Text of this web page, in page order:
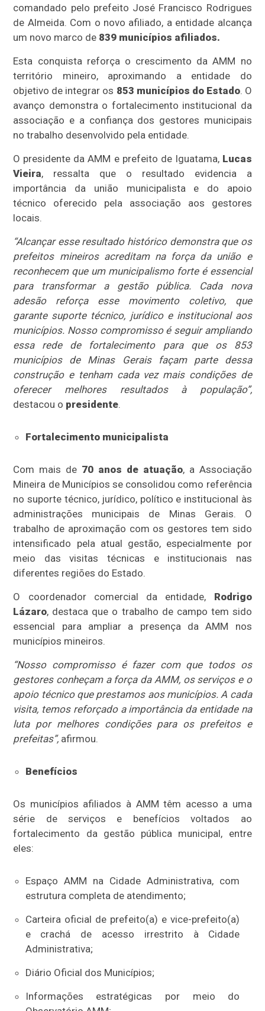
comandado pelo prefeito José Francisco Rodrigues
de Almeida. Com o novo afiliado, a entidade alcança
um novo marco de 839 municípios afiliados.
Esta conquista reforça o crescimento da AMM no
território mineiro, aproximando a entidade do
objetivo de integrar os 853 municípios do Estado. O
avanço demonstra o fortalecimento institucional da
associação e a confiança dos gestores municipais
no trabalho desenvolvido pela entidade.
O presidente da AMM e prefeito de Iguatama, Lucas
Vieira, ressalta que o resultado evidencia a
importância da união municipalista e do apoio
técnico oferecido pela associação aos gestores
locais.
“Alcançar esse resultado histórico demonstra que os
prefeitos mineiros acreditam na força da união e
reconhecem que um municipalismo forte é essencial
para transformar a gestão pública. Cada nova
adesão reforça esse movimento coletivo, que
garante suporte técnico, jurídico e institucional aos
municípios. Nosso compromisso é seguir ampliando
essa rede de fortalecimento para que os 853
municípios de Minas Gerais façam parte dessa
construção e tenham cada vez mais condições de
oferecer melhores resultados à população”,
destacou o presidente.
Fortalecimento municipalista
Com mais de 70 anos de atuação, a Associação
Mineira de Municípios se consolidou como referência
no suporte técnico, jurídico, político e institucional às
administrações municipais de Minas Gerais. O
trabalho de aproximação com os gestores tem sido
intensificado pela atual gestão, especialmente por
meio das visitas técnicas e institucionais nas
diferentes regiões do Estado.
O coordenador comercial da entidade, Rodrigo
Lázaro, destaca que o trabalho de campo tem sido
essencial para ampliar a presença da AMM nos
municípios mineiros.
“Nosso compromisso é fazer com que todos os
gestores conheçam a força da AMM, os serviços e o
apoio técnico que prestamos aos municípios. A cada
visita, temos reforçado a importância da entidade na
luta por melhores condições para os prefeitos e
prefeitas”, afirmou.
Benefícios
Os municípios afiliados à AMM têm acesso a uma
série de serviços e benefícios voltados ao
fortalecimento da gestão pública municipal, entre
eles:
Espaço AMM na Cidade Administrativa, com
estrutura completa de atendimento;
Carteira oficial de prefeito(a) e vice-prefeito(a)
e crachá de acesso irrestrito à Cidade
Administrativa;
Diário Oficial dos Municípios;
Informações estratégicas por meio do